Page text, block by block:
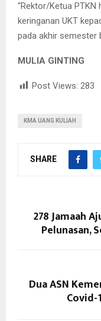
“Rektor/Ketua PTKN
keringanan UKT
pada akhir semester
MULIA GINTING
Post Views: 283
KMA UANG KULIAH
SHARE
278 Jamaah
Pelunasan,
Dua ASN
Covid-